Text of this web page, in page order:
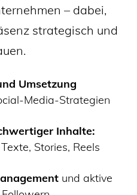
– dabei,
strategisch und
Umsetzung
Media-Strategien
Inhalte:
Stories, Reels
und aktive